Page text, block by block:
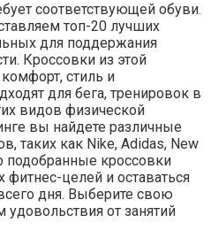
соответствующей обуви.
топ-20 лучших
для поддержания
Кроссовки из этой
стиль и
для бега, тренировок в
видов физической
вы найдете различные
таких как Nike, Adidas, New
подобранные кроссовки
фитнес-целей и оставаться
дня. Выберите свою
удовольствия от занятий